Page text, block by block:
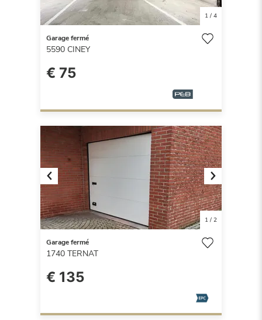
1/ 4
Garage fermé
5590 CINEY
€ 75
Previous Next
1/ 2
Garage fermé
1740 TERNAT
€ 135